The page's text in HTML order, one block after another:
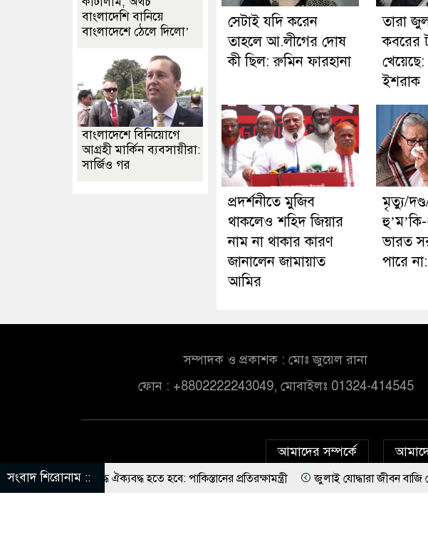
সেটাই যদি করেন
তাহলে আ.লীগের দোষ
কী ছিল: রুমিন ফারহানা
তারা
কবরের
খেয়েছে:
ইশরাক
প্রদর্শনীতে মুজিব
থাকলেও শহিদ জিয়ার
নাম না থাকার কারণ
জানালেন জামায়াত
আমির
মৃত্যু/দণ্ড/
ভারত
পারে
বাংলাদেশি বানিয়ে
বাংলাদেশে ঠেলে দিলো’
বাংলাদেশে বিনিয়োগে
আগ্রহী মার্কিন ব্যবসায়ীরা:
সার্জিও গর
সম্পাদক ও প্রকাশক : মোঃ জুয়েল রানা
ফোন : +8802222243049, মোবাইলঃ 01324-414545
আমাদের সম্পর্কে
সংবাদ শিরোনাম ::
ঐক্যবদ্ধ হতে হবে: পাকিস্তানের প্রতিরক্ষামন্ত্রী জুলাই যোদ্ধারা জীবন বাজি রেখে